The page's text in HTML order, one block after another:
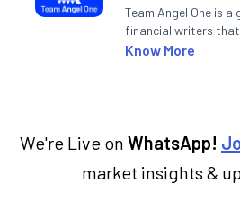
Team Angel One is
financial writers
articles on the stock
categories.
Know More
We're Live on WhatsApp!
market insights &